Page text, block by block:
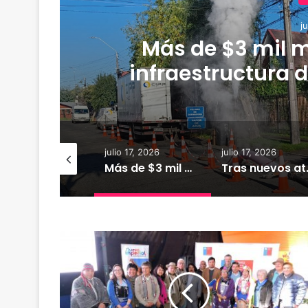
Más de $3 mil
infraestructura
julio 17, 2026
Más de $3 mil millones fortalecerán infraestructura de alcantarillado en la región
julio 17, 2026
Tras nuevos ataques a
A
D